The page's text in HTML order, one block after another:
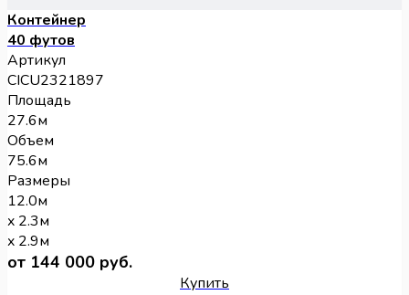
Контейнер
40 футов
Артикул
CICU2321897
Площадь
27.6м
Объем
75.6м
Размеры
12.0м
x 2.3м
x 2.9м
от 144 000 руб.
Купить